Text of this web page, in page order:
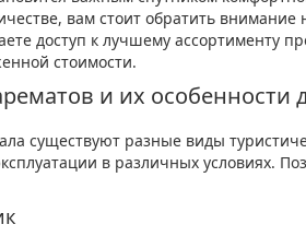
вам стоит обратить внимание
доступ к лучшему ассортименту
стоимости.
и их особенности
существуют разные виды
в различных условиях.